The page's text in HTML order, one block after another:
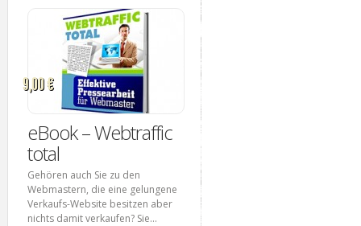
9,00 €
eBook – Webtraffic
total
Gehören auch Sie zu den
Webmastern, die eine gelungene
Verkaufs-Website besitzen aber
nichts damit verkaufen? Sie...